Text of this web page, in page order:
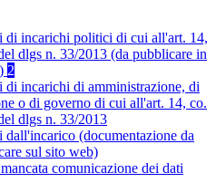
di incarichi politici di cui all'art. 14,
dlgs n. 33/2013 (da pubblicare in
2
di incarichi di amministrazione, di
o di governo di cui all'art. 14, co.
dlgs n. 33/2013
dall'incarico (documentazione da
sul sito web)
comunicazione dei dati